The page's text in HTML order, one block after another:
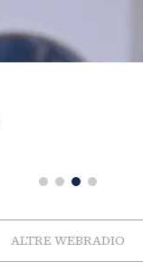
ALTRE WEBRADIO